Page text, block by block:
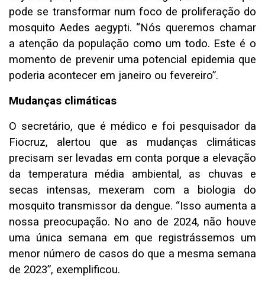
pode se transformar num foco de proliferação do
mosquito Aedes aegypti. “Nós queremos chamar
a atenção da população como um todo. Este é o
momento de prevenir uma potencial epidemia que
poderia acontecer em janeiro ou fevereiro”.
Mudanças climáticas
O secretário, que é médico e foi pesquisador da
Fiocruz, alertou que as mudanças climáticas
precisam ser levadas em conta porque a elevação
da temperatura média ambiental, as chuvas e
secas intensas, mexeram com a biologia do
mosquito transmissor da dengue. “Isso aumenta a
nossa preocupação. No ano de 2024, não houve
uma única semana em que registrássemos um
menor número de casos do que a mesma semana
de 2023”, exemplificou.